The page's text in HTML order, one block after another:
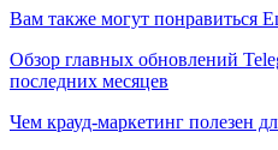
Вам также могут понравиться
Обзор главных обновлений
последних месяцев
Чем крауд-маркетинг полезен